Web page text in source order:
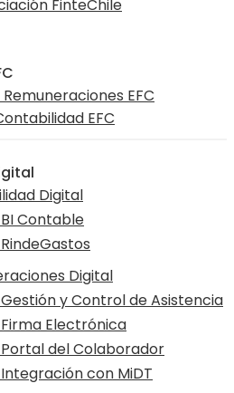
FinteChile
EFC
EFC
Digital
BI Contable
RindeGastos
Digital
Gestión y Control de Asistencia
Firma Electrónica
Portal del Colaborador
Integración con MiDT